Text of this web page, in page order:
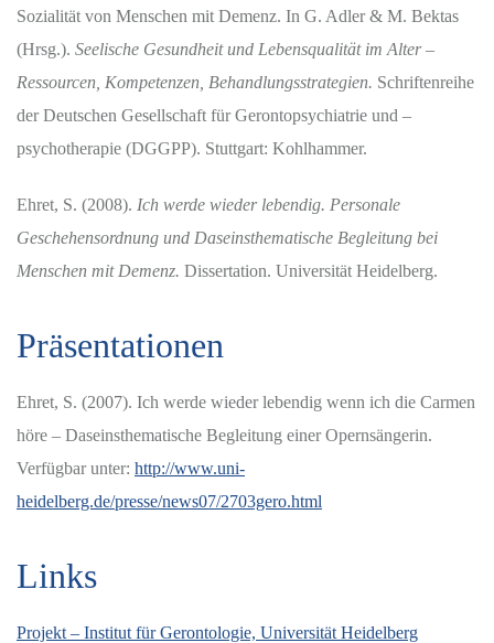
Sozialität von Menschen mit Demenz. In G. Adler & M. Bektas
(Hrsg.). Seelische Gesundheit und Lebensqualität im Alter –
Ressourcen, Kompetenzen, Behandlungsstrategien. Schriftenreihe
der Deutschen Gesellschaft für Gerontopsychiatrie und –
psychotherapie (DGGPP). Stuttgart: Kohlhammer.
Ehret, S. (2008). Ich werde wieder lebendig. Personale
Geschehensordnung und Daseinsthematische Begleitung bei
Menschen mit Demenz. Dissertation. Universität Heidelberg.
Präsentationen
Ehret, S. (2007). Ich werde wieder lebendig wenn ich die Carmen
höre – Daseinsthematische Begleitung einer Opernsängerin.
Verfügbar unter: http://www.uni-
heidelberg.de/presse/news07/2703gero.html
Links
Projekt – Institut für Gerontologie, Universität Heidelberg